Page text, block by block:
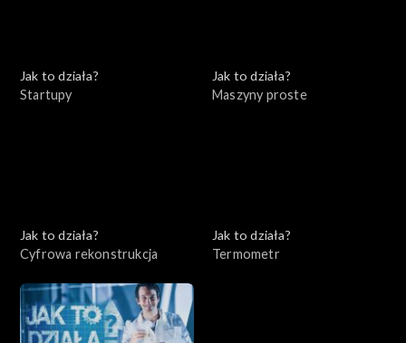
Jak to działa?
Startupy
Jak to działa?
Maszyny proste
Jak to działa?
Cyfrowa rekonstrukcja
Jak to działa?
Termometr